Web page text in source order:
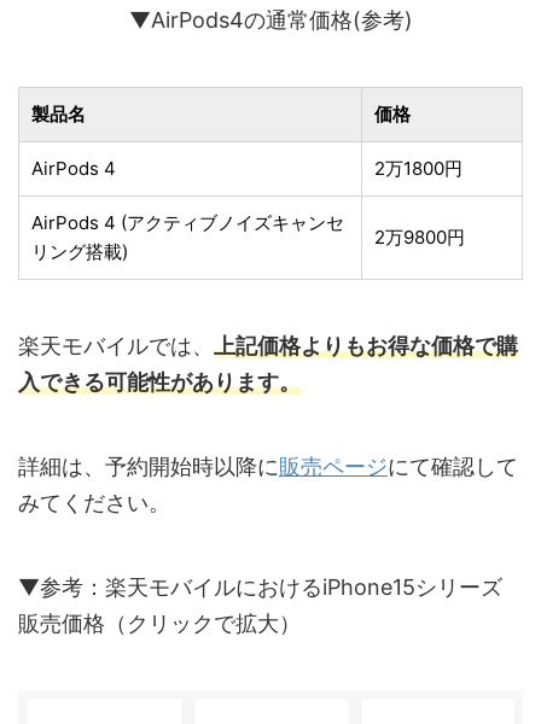
▼AirPods4の通常価格(参考)
製品名 価格
AirPods 4 2万1800円
AirPods 4 (アクティブノイズキャンセ
リング搭載)
2万9800円
楽天モバイルでは、 上記価格よりもお得な価格で購
入できる可能性があります。
詳細は、予約開始時以降に販売ページにて確認して
みてください。
▼参考：楽天モバイルにおけるiPhone15シリーズ
販売価格（クリックで拡大）